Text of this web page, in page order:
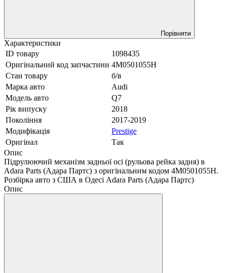
Порівняти
Характеристики
ID товару
1098435
Оригінальний код запчастини 4M0501055H
Стан товару
б/в
Марка авто
Audi
Модель авто
Q7
Рік випуску
2018
Покоління
2017-2019
Модифікація
Prestige
Оригінал
Так
Опис
Підрулюючий механізм задньої осі (рульова рейка задня) в
Adara Parts (Адара Партс) з оригінальним кодом 4M0501055H.
Розбірка авто з США в Одесі Adara Parts (Адара Партс)
Опис